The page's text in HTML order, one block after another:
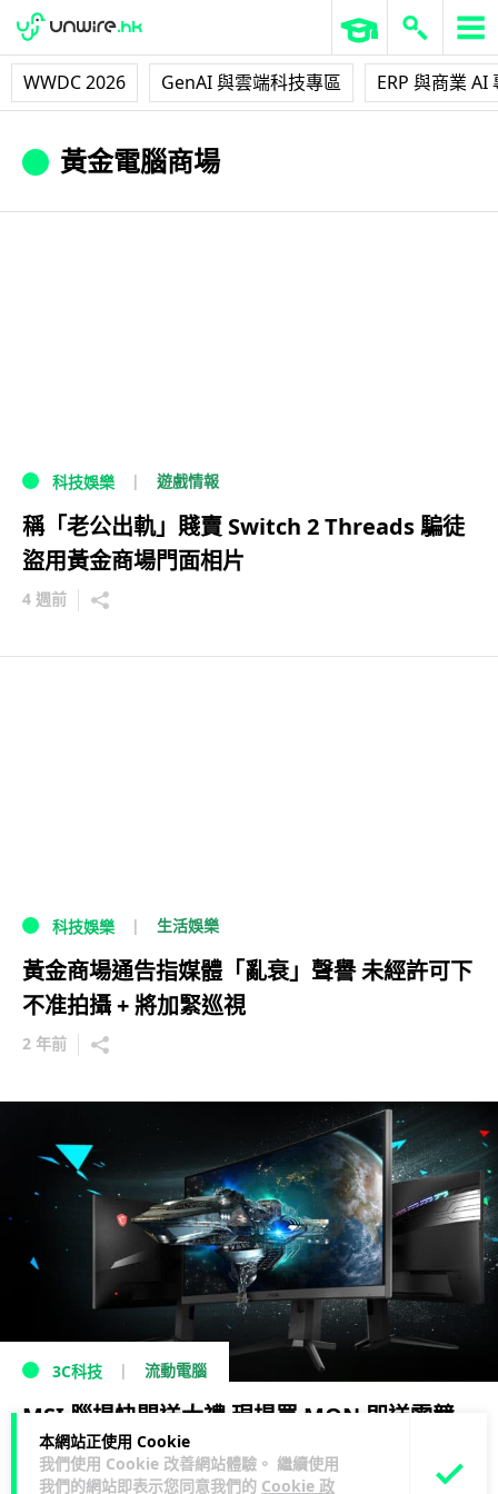
WWDC 2026 GenAI 與雲端科技專區 ERP 與商業 AI
本網站正使用 Cookie
我們使用 Cookie 改善網站體驗。 繼續使用
我們的網站即表示您同意我們的 Cookie 政
黃金電腦商場
科技娛樂 遊戲情報
稱「老公出軌」賤賣 Switch 2 Threads 騙徒
盜用黃金商場門面相片
4 週前
科技娛樂 生活娛樂
黃金商場通告指媒體「亂衰」聲譽 未經許可下
不准拍攝 + 將加緊巡視
2 年前
3C科技 流動電腦
MSI 腦場快閃送大禮 現場買 MON 即送電競
禮品
5 年前